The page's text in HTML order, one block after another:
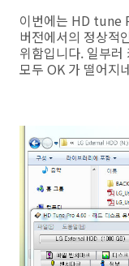
이번에는 HD tune
버전에서의 정상적
위함입니다. 일부
모두 OK 가 떨어지